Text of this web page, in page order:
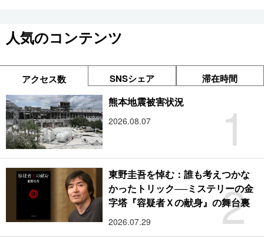
人気のコンテンツ
アクセス数 SNSシェア 滞在時間
1
熊本地震被害状況
2026.08.07
2
東野圭吾を悼む：誰も考えつかな
かったトリック──ミステリーの金
字塔『容疑者Ｘの献身』の舞台裏
2026.07.29